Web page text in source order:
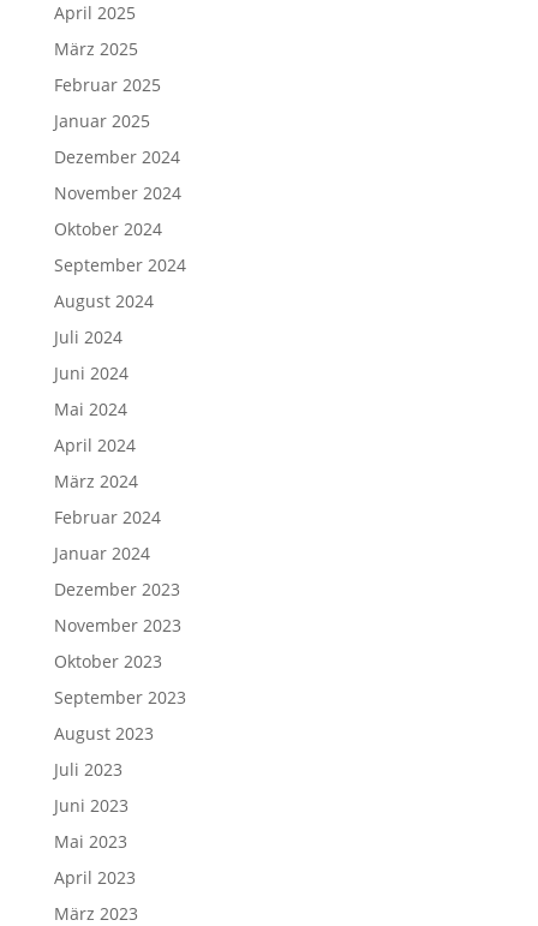
April 2025
März 2025
Februar 2025
Januar 2025
Dezember 2024
November 2024
Oktober 2024
September 2024
August 2024
Juli 2024
Juni 2024
Mai 2024
April 2024
März 2024
Februar 2024
Januar 2024
Dezember 2023
November 2023
Oktober 2023
September 2023
August 2023
Juli 2023
Juni 2023
Mai 2023
April 2023
März 2023